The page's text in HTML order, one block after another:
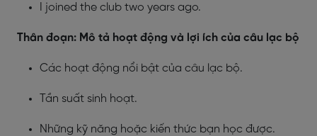
I joined the club two years ago.
Thân đoạn: Mô tả hoạt động và lợi ích của câu lạc bộ
Các hoạt động nổi bật của câu lạc bộ.
Tần suất sinh hoạt.
Những kỹ năng hoặc kiến thức bạn học được.